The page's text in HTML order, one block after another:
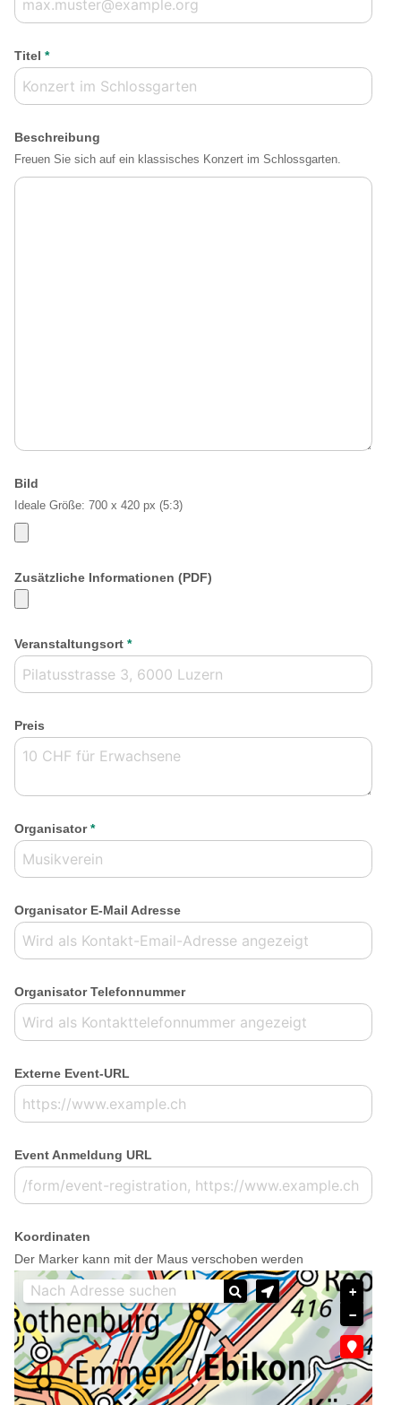
Titel *
Beschreibung
Freuen Sie sich auf ein klassisches Konzert im Schlossgarten.
Bild
Ideale Größe: 700 x 420 px (5:3)
Zusätzliche Informationen (PDF)
Veranstaltungsort *
Preis
Organisator *
Organisator E-Mail Adresse
Organisator Telefonnummer
Externe Event-URL
Event Anmeldung URL
Koordinaten
Der Marker kann mit der Maus verschoben werden
+
−